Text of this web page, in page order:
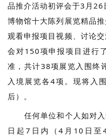
品推介活动初评会于3月
博物馆十大陈列展览精品
观看申报项目视频、讨论
会对150项申报项目进行
准，共计38项展览入围终
入境展览各4项。现将入
后）。
任何单位和个人如对
日起7日内（4月10日至